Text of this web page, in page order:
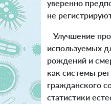
уверенно
не
Улучшение
используемых
рождений и
как системы
гражданского
статистики